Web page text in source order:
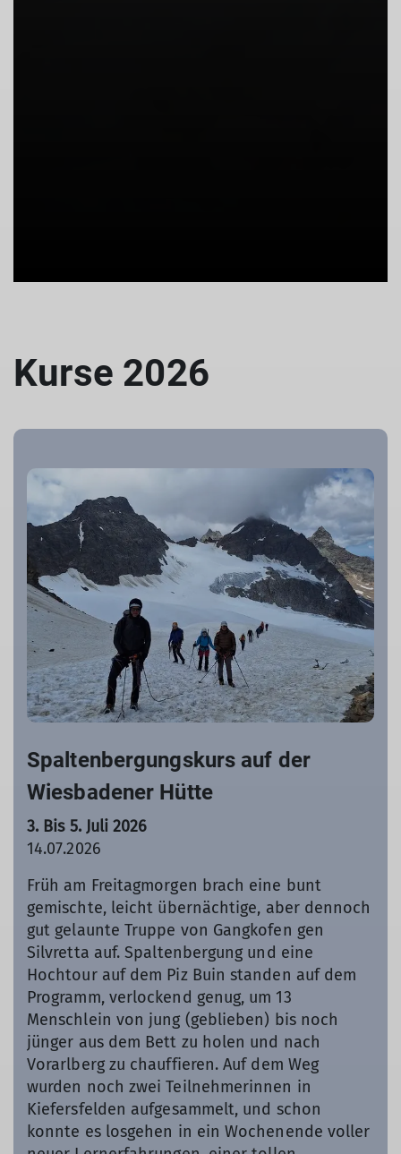
Kurse 2026
Spaltenbergungskurs auf der
Wiesbadener Hütte
3. Bis 5. Juli 2026
14.07.2026
Früh am Freitagmorgen brach eine bunt
gemischte, leicht übernächtige, aber dennoch
gut gelaunte Truppe von Gangkofen gen
Silvretta auf. Spaltenbergung und eine
Hochtour auf dem Piz Buin standen auf dem
Programm, verlockend genug, um 13
Menschlein von jung (geblieben) bis noch
jünger aus dem Bett zu holen und nach
Vorarlberg zu chauffieren. Auf dem Weg
wurden noch zwei Teilnehmerinnen in
Kiefersfelden aufgesammelt, und schon
konnte es losgehen in ein Wochenende voller